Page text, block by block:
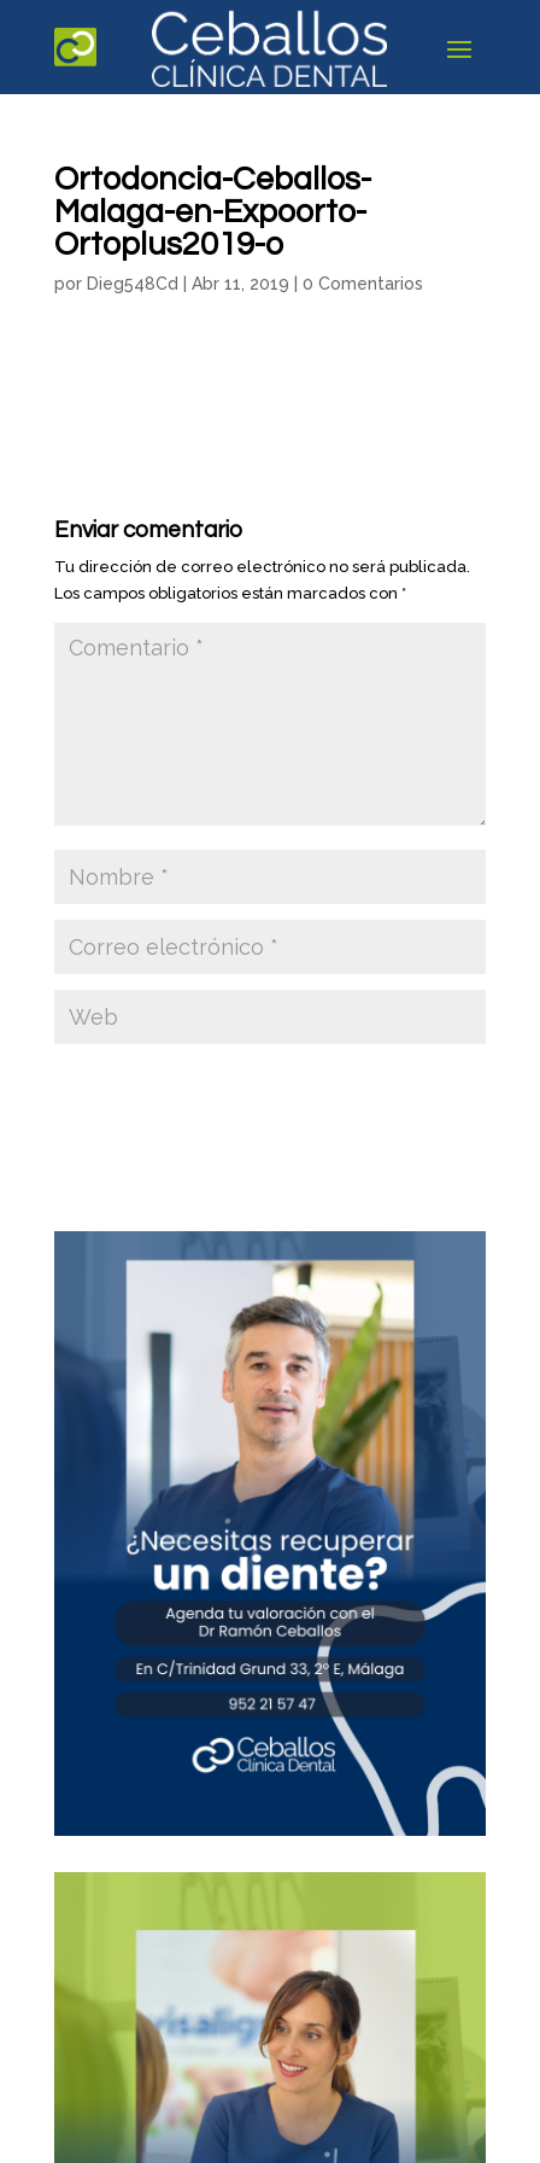
Ortodoncia-Ceballos-
Malaga-en-Expoorto-
Ortoplus2019-o
por Dieg548Cd Abr 11, 2019 0 Comentarios
Enviar comentario
Tu dirección de correo electrónico no será publicada.
Los campos obligatorios están marcados con *